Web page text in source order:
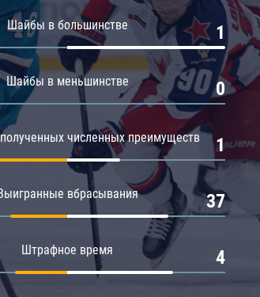
Юлаев
Шайбы в большинстве 1
Шайбы в меньшинстве 0
численных преимуществ 1
вбрасывания 37
Штрафное время 4